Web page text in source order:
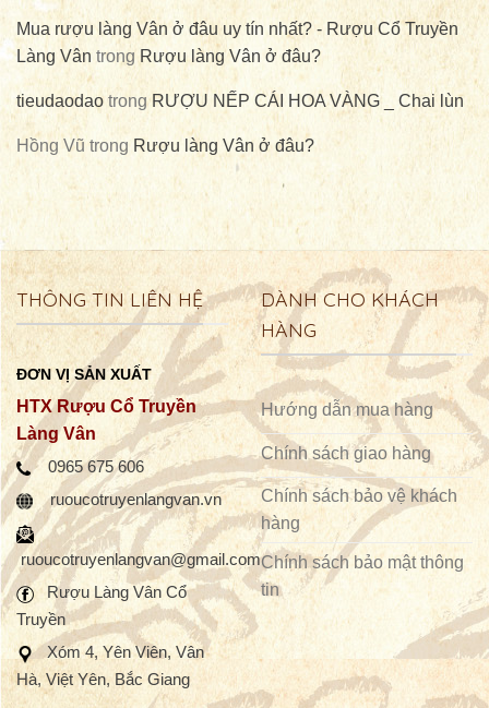
Mua rượu làng Vân ở đâu uy tín nhất? - Rượu Cổ Truyền
Làng Vân trong Rượu làng Vân ở đâu?
tieudaodao trongRƯỢU NẾP CÁI HOA VÀNG _ Chai lùn
Hồng Vũ trong Rượu làng Vân ở đâu?
THÔNG TIN LIÊN HỆ
ĐƠN VỊ SẢN XUẤT
HTX Rượu Cổ Truyền
Làng Vân
0965 675 606
ruoucotruyenlangvan.vn
ruoucotruyenlangvan@gmail.com
Rượu Làng Vân Cổ
Truyền
Xóm 4, Yên Viên, Vân
Hà, Việt Yên, Bắc Giang
DÀNH CHO KHÁCH
HÀNG
Hướng dẫn mua hàng
Chính sách giao hàng
Chính sách bảo vệ khách
hàng
Chính sách bảo mật thông
tin